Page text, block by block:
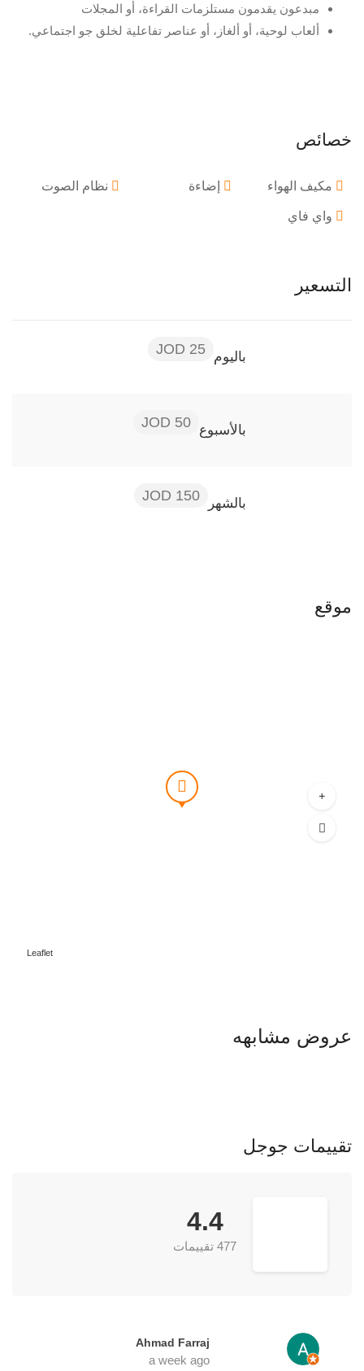
مبدعون يقدمون مستلزمات القراءة، أو المجلات
ألعاب لوحية، أو ألغاز، أو عناصر تفاعلية لخلق جو اجتماعي.
خصائص
مكيف الهواء إضاءة نظام الصوت
واي فاي
التسعير
باليوم 25 JOD
بالأسبوع 50 JOD
بالشهر 150 JOD
موقع
Leaflet
عروض مشابهه
تقييمات جوجل
4.4
477 تقييمات
Ahmad Farraj
a week ago